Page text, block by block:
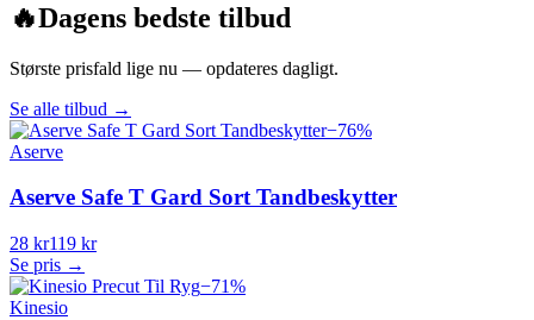
🔥Dagens bedste tilbud
Største prisfald lige nu — opdateres dagligt.
Se alle tilbud →
−76%
Aserve
Aserve Safe T Gard Sort Tandbeskytter
28 kr119 kr
Se pris →
−71%
Kinesio